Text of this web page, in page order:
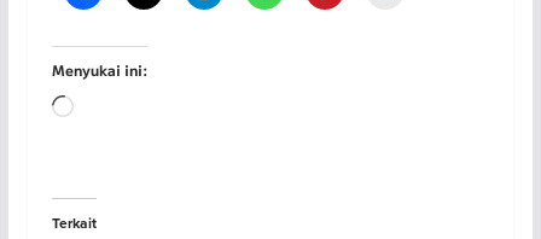
Menyukai ini:
Memuat...
Terkait